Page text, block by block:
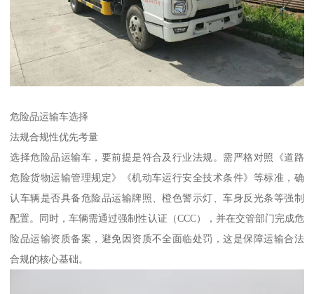
危险品运输车选择
​法规合规性优先考量​
选择危险品运输车，要前提是符合及行业法规。需严格对照《道路
危险货物运输管理规定》《机动车运行安全技术条件》等标准，确
认车辆是否具备危险品运输牌照、橙色警示灯、车身反光条等强制
配置。同时，车辆需通过强制性认证（CCC），并在交管部门完成危
险品运输资质备案，避免因资质不全面临处罚，这是保障运输合法
合规的核心基础。​